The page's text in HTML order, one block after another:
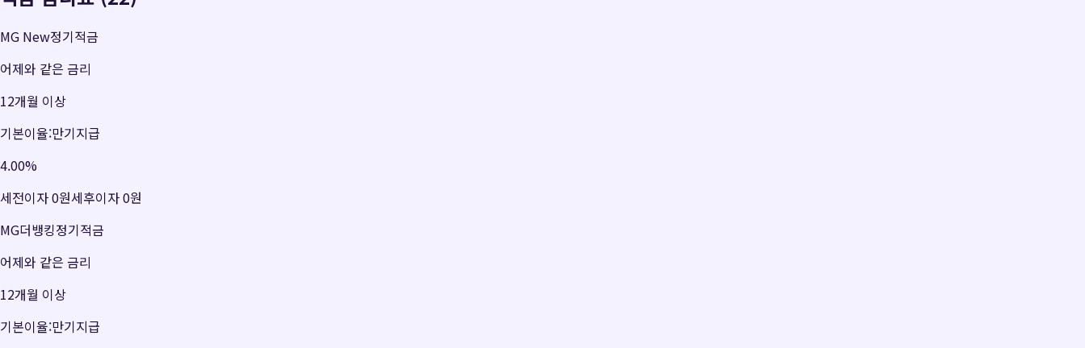
MG New정기적금
어제와 같은 금리
12개월 이상
기본이율:만기지급
4.00%
세전이자0원세후이자0원
MG더뱅킹정기적금
어제와 같은 금리
12개월 이상
기본이율:만기지급